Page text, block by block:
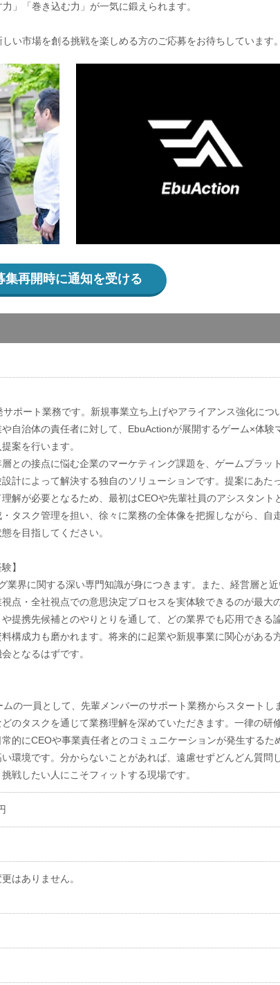
」「巻き込む力」が一気に鍛えられます。
い市場を創る挑戦を楽しめる方のご応募をお待ちしています。
集再開時に通知を受ける
ポート業務です。新規事業立ち上げやアライアンス強化につ
自治体の責任者に対して、EbuActionが展開するゲーム×体験
案を行います。
との接点に悩む企業のマーケティング課題を、ゲームプラッ
計によって解決する独自のソリューションです。提案にあた
解が必要となるため、最初はCEOや先輩社員のアシスタント
タスク管理を担い、徐々に業務の全体像を把握しながら、自
を目指してください。
】
業界に関する深い専門知識が身につきます。また、経営層と近
点・全社視点での意思決定プロセスを実体験できるのが最大
提携先候補とのやりとりを通して、どの業界でも応用できる
構成力も磨かれます。将来的に起業や新規事業に関心がある
となるはずです。
の一員として、先輩メンバーのサポート業務からスタートし
のタスクを通じて業務理解を深めていただきます。一律の研
的にCEOや事業責任者とのコミュニケーションが発生するた
環境です。分からないことがあれば、遠慮せずどんどん質問
戦したい人にこそフィットする現場です。
はありません。